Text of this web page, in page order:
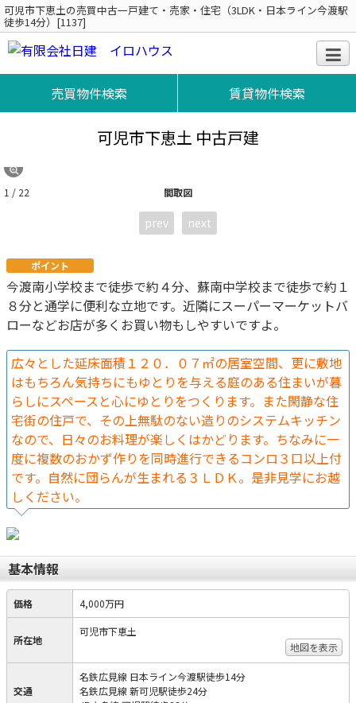
可児市下恵土の売買中古一戸建て・売家・住宅（3LDK・日本ライン今渡駅
徒歩14分）[1137]
売買物件検索 賃貸物件検索
可児市下恵土 中古戸建
間取図
1 / 22
prev next
ポイント
今渡南小学校まで徒歩で約４分、蘇南中学校まで徒歩で約１
８分と通学に便利な立地です。近隣にスーパーマーケットバ
ローなどお店が多くお買い物もしやすいですよ。
広々とした延床面積１２０．０７㎡の居室空間、更に敷地
はもちろん気持ちにもゆとりを与える庭のある住まいが暮
らしにスペースと心にゆとりをつくります。また閑静な住
宅街の住戸で、その上無駄のない造りのシステムキッチン
なので、日々のお料理が楽しくはかどります。ちなみに一
度に複数のおかず作りを同時進行できるコンロ３口以上付
です。自然に団らんが生まれる３ＬＤＫ。是非見学にお越
しください。
基本情報
価格 4,000万円
所在地
可児市下恵土
地図を表示
交通
名鉄広見線 日本ライン今渡駅徒歩14分
名鉄広見線 新可児駅徒歩24分